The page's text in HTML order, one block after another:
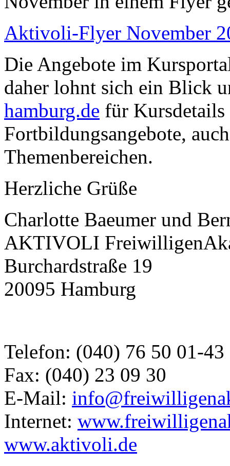
Aktivoli-Flyer November
Die Angebote im
daher lohnt sich ein Blick
hamburg.de für
Fortbildungsangebote,
Themenbereichen.
Herzliche Grüße
Charlotte Baeumer und
AKTIVOLI
Burchardstraße 19
20095 Hamburg
Telefon: (040) 76 50 01-43
Fax: (040) 23 09 30
E-Mail:
Internet:
www.aktivoli.de